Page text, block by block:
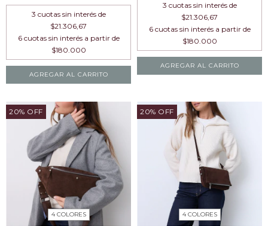
3 cuotas sin interés de
$21.306,67
AGREGAR AL CARRITO
3 cuotas sin interés de
$21.306,67
AGREGAR AL CARRITO
20% OFF
4 COLORES
20% OFF
4 COLORES